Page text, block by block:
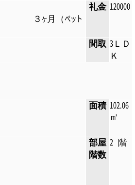
（ペット
礼金 120000
間取 3ＬＤ
Ｋ
面積 102.06
㎡
部屋
階数
2 階